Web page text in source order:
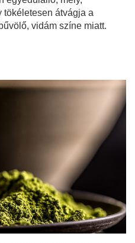
tökéletesen átvágja a
vidám színe miatt.